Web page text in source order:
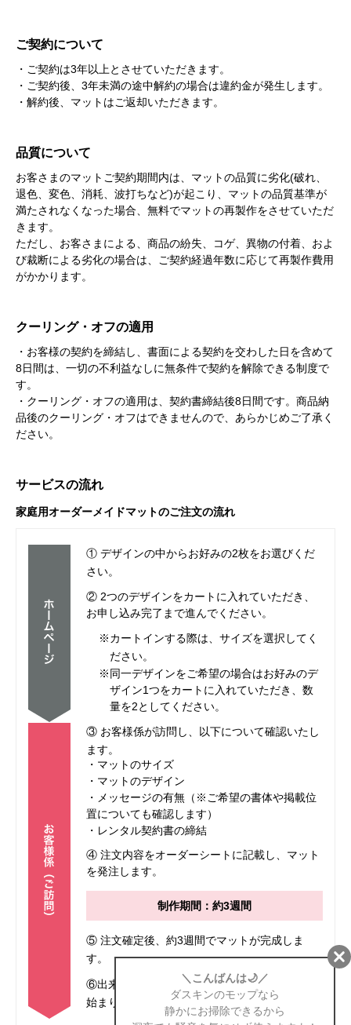
ご契約について
・ご契約は3年以上とさせていただきます。
・ご契約後、3年未満の途中解約の場合は違約金が発生します。
・解約後、マットはご返却いただきます。
品質について
お客さまのマットご契約期間内は、マットの品質に劣化(破れ、
退色、変色、消耗、波打ちなど)が起こり、マットの品質基準が
満たされなくなった場合、無料でマットの再製作をさせていただ
きます。
ただし、お客さまによる、商品の紛失、コゲ、異物の付着、およ
び裁断による劣化の場合は、ご契約経過年数に応じて再製作費用
がかかります。
クーリング・オフの適用
・お客様の契約を締結し、書面による契約を交わした日を含めて
8日間は、一切の不利益なしに無条件で契約を解除できる制度で
す。
・クーリング・オフの適用は、契約書締結後8日間です。商品納
品後のクーリング・オフはできませんので、あらかじめご了承く
ださい。
サービスの流れ
家庭用オーダーメイドマットのご注文の流れ
① デザインの中からお好みの2枚をお選びくだ
さい。
② 2つのデザインをカートに入れていただき、
お申し込み完了まで進んでください。
※カートインする際は、サイズを選択してく
ださい。
※同一デザインをご希望の場合はお好みのデ
ザイン1つをカートに入れていただき、数
量を2としてください。
③ お客様係が訪問し、以下について確認いたし
ます。
・マットのサイズ
・マットのデザイン
・メッセージの有無（※ご希望の書体や掲載位
置についても確認します）
・レンタル契約書の締結
④ 注文内容をオーダーシートに記載し、マット
を発注します。
制作期間：約3週間
⑤ 注文確定後、約3週間でマットが完成しま
す。
⑥出来上がったマットをお届けし、レンタルが
始まります。